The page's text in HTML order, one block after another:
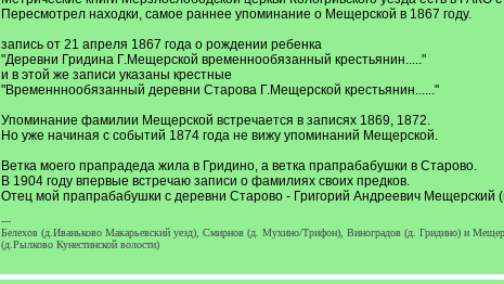
Пересмотрел находки, самое раннее упоминание о Мещерской в 1867 году.
запись от 21 апреля 1867 года о рождении ребенка
"Деревни Гридина Г.Мещерской временнообязанный крестьянин....."
и в этой же записи указаны крестные
"Временннообязанный деревни Старова Г.Мещерской крестьянин......"
Упоминание фамилии Мещерской встречается в записях 1869, 1872.
Но уже начиная с событий 1874 года не вижу упоминаний Мещерской.
Ветка моего прапрадеда жила в Гридино, а ветка прапрабабушки в Старово.
В 1904 году впервые встречаю записи о фамилиях своих предков.
Отец мой прапрабабушки с деревни Старово - Григорий Андреевич Мещерский
---
Белехов (д.Иваньково Макарьевский уезд), Смирнов (д. Мухино/Трифон), Виноградов (д. Гридино) и
(д.Рылково Кунестинской волости)